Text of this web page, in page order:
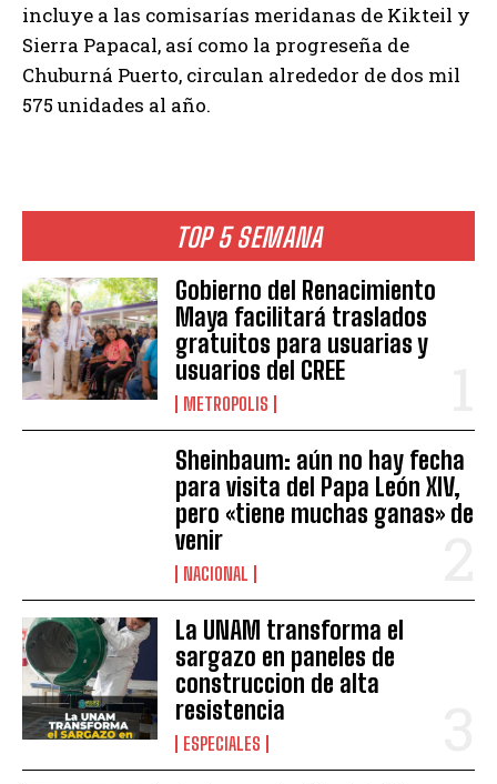
TOP 5 SEMANA
Gobierno del Renacimiento
Maya facilitará traslados
gratuitos para usuarias y
usuarios del CREE
METROPOLIS
Sheinbaum: aún no hay fecha
para visita del Papa León XIV,
pero «tiene muchas ganas» de
venir
NACIONAL
La UNAM transforma el
sargazo en paneles de
construccion de alta
resistencia
ESPECIALES
incluye a las comisarías meridanas de Kikteil y
Sierra Papacal, así como la progreseña de
Chuburná Puerto, circulan alrededor de dos mil
575 unidades al año.